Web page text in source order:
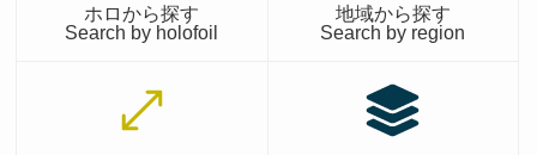
ホロから探す
Search by holofoil
地域から探す
Search by region